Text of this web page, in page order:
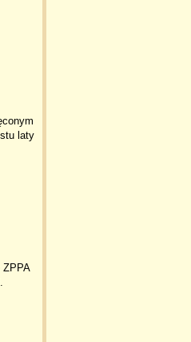
laty
ZPPA